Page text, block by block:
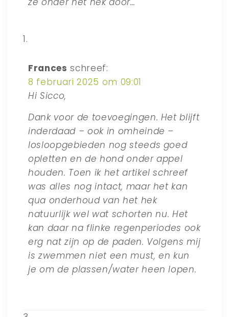
Frances schreef:
8 februari 2025 om 09:01
Hi Sicco,
Dank voor de toevoegingen. Het blijft
inderdaad – ook in omheinde –
losloopgebieden nog steeds goed
opletten en de hond onder appel
houden. Toen ik het artikel schreef
was alles nog intact, maar het kan
qua onderhoud van het hek
natuurlijk wel wat schorten nu. Het
kan daar na flinke regenperiodes ook
erg nat zijn op de paden. Volgens mij
is zwemmen niet een must, en kun
je om de plassen/water heen lopen.